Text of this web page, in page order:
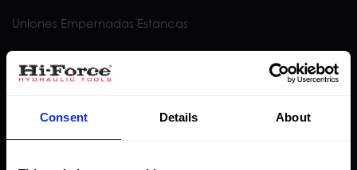
Consent Details About
Uniones Empernadas Estancas
Rehabilitación De Un Puente En Zona De Mareas Altas En